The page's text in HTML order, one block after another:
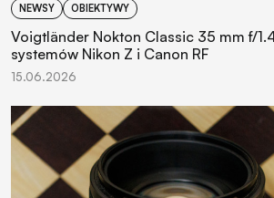
NEWSY OBIEKTYWY
Voigtländer Nokton Classic 35 mm f/
systemów Nikon Z i Canon RF
15.06.2026